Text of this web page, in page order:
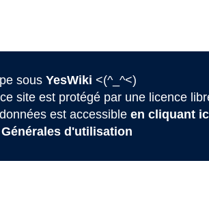
sous YesWiki <(^_^<)
site est protégé par une licence
est accessible en cliquant
d'utilisation